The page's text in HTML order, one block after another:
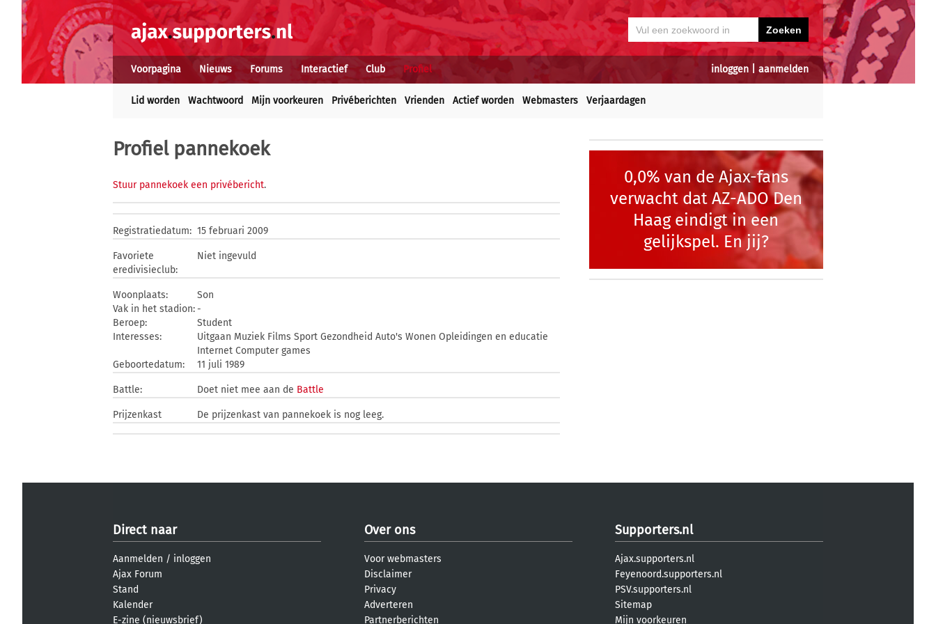
inloggen aanmelden
Voorpagina Nieuws Forums Interactief Club Profiel
Lid worden Wachtwoord Mijn voorkeuren Privéberichten Vrienden Actief worden Webmasters Verjaardagen
Profiel pannekoek
Stuur pannekoek een privébericht.
Registratiedatum: 15 februari 2009
Favoriete
eredivisieclub:
Niet ingevuld
Woonplaats:
Son
Vak in het stadion:-
Beroep:
Student
Interesses:
Uitgaan Muziek Films Sport Gezondheid Auto's Wonen Opleidingen en educatie
Internet Computer games
Geboortedatum:
11 juli 1989
Battle: Doet niet mee aan de Battle
Prijzenkast De prijzenkast van pannekoek is nog leeg.
0,0% van de Ajax-fans
verwacht dat AZ-ADO Den
Haag eindigt in een
gelijkspel. En jij?
Direct naar
Aanmelden / inloggen
Ajax Forum
Stand
Kalender
E-zine (nieuwsbrief)
Over ons
Voor webmasters
Disclaimer
Privacy
Adverteren
Partnerberichten
Supporters.nl
Ajax.supporters.nl
Feyenoord.supporters.nl
PSV.supporters.nl
Sitemap
Mijn voorkeuren